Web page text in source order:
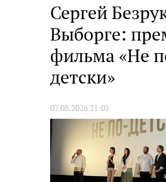
Сергей
Выборге:
фильма «Не
детски»
07.08.2026 21:01